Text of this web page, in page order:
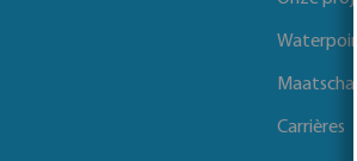
Carrières